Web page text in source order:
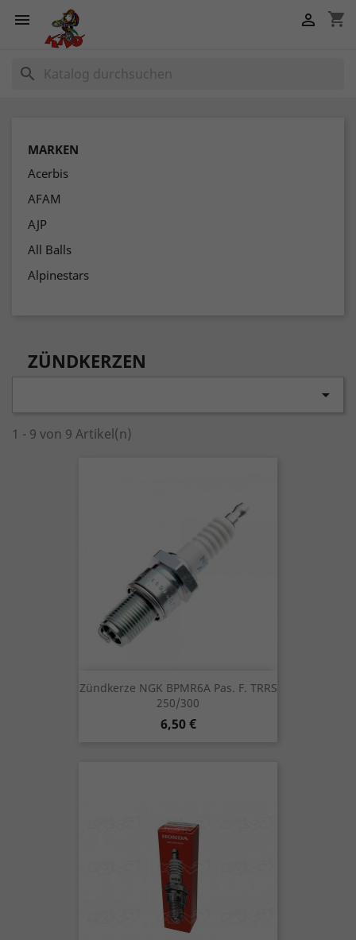
 shopping_cart

search
MARKEN
Acerbis
AFAM
AJP
All Balls
Alpinestars
ZÜNDKERZEN

1 - 9 von 9 Artikel(n)
Zündkerze NGK BPMR6A Pas. F. TRRS
250/300
Preis
6,50 €